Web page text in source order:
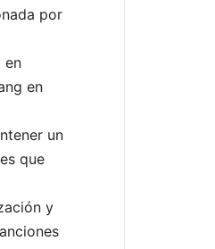
por
en
en
un
que
y